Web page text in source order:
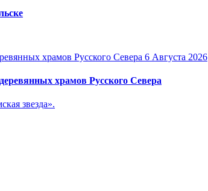
6 Августа 2026
храмов Русского Севера
звезда».